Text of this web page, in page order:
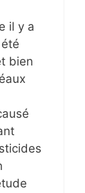
il y a
bien